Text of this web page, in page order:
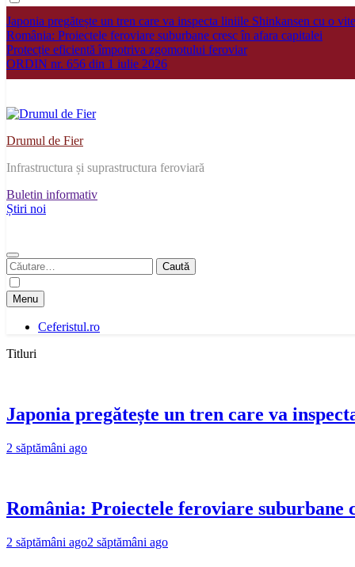
Japonia pregătește un tren care va inspecta liniile Shinkansen cu o
România: Proiectele feroviare suburbane cresc în afara capitalei
Protecție eficientă împotriva zgomotului feroviar
ORDIN nr. 656 din 1 iulie 2026
Drumul de Fier
Infrastructura și suprastructura feroviară
Buletin informativ
Știri noi
Caută
după:
Menu
Ceferistul.ro
Titluri
Japonia pregătește un tren care va
2 săptămâni ago
România: Proiectele feroviare suburbane
2 săptămâni ago2 săptămâni ago